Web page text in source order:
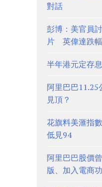
對話
彭博：美官員
片 英偉達跌
半年港元定存
阿里巴巴
見頂？
花旗料美滙指
低見94
阿里巴巴股價
版、加入電商